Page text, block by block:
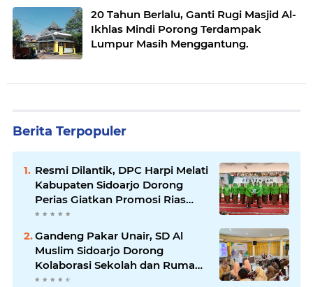
Integrasi Jalan.
20 Tahun Berlalu, Ganti Rugi Masjid Al-
Ikhlas Mindi Porong Terdampak
Lumpur Masih Menggantung.
Berita Terpopuler
Resmi Dilantik, DPC Harpi Melati
Kabupaten Sidoarjo Dorong
Perias Giatkan Promosi Rias
Penganten Putri Jenggolo.
Gandeng Pakar Unair, SD Al
Muslim Sidoarjo Dorong
Kolaborasi Sekolah dan Rumah
Demi Tumbuh Kembang Anak.